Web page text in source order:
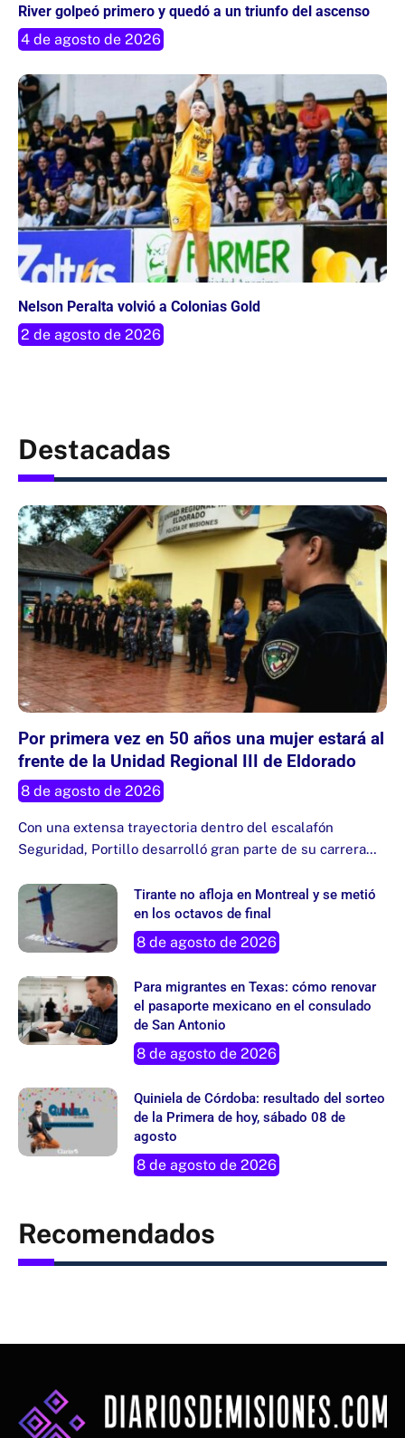
River golpeó primero y quedó a un triunfo del ascenso
4 de agosto de 2026
Nelson Peralta volvió a Colonias Gold
2 de agosto de 2026
Destacadas
Por primera vez en 50 años una mujer estará al
frente de la Unidad Regional III de Eldorado
8 de agosto de 2026
Con una extensa trayectoria dentro del escalafón
Seguridad, Portillo desarrolló gran parte de su carrera…
Tirante no afloja en Montreal y se metió
en los octavos de final
8 de agosto de 2026
Para migrantes en Texas: cómo renovar
el pasaporte mexicano en el consulado
de San Antonio
8 de agosto de 2026
Quiniela de Córdoba: resultado del sorteo
de la Primera de hoy, sábado 08 de
agosto
8 de agosto de 2026
Recomendados